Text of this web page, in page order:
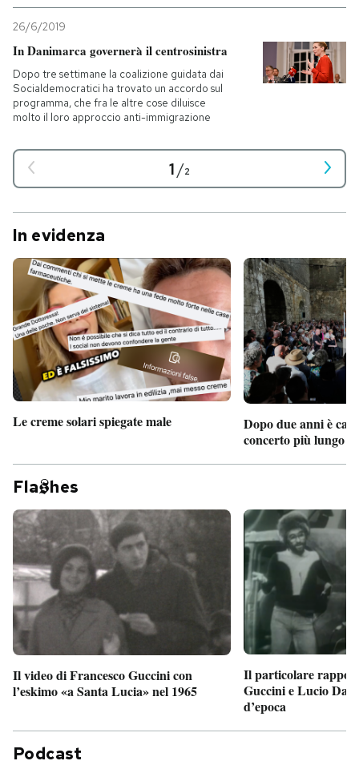
26/6/2019
In Danimarca governerà il centrosinistra
Dopo tre settimane la coalizione guidata dai
Socialdemocratici ha trovato un accordo sul
programma, che fra le altre cose diluisce
molto il loro approccio anti-immigrazione
1/2
In evidenza
Le creme solari spiegate male
Dopo due anni è
concerto più lungo
Fla hes
Il video di Francesco Guccini con
l’eskimo «a Santa Lucia» nel 1965
Il particolare
Guccini e Lucio
d’epoca
Podcast